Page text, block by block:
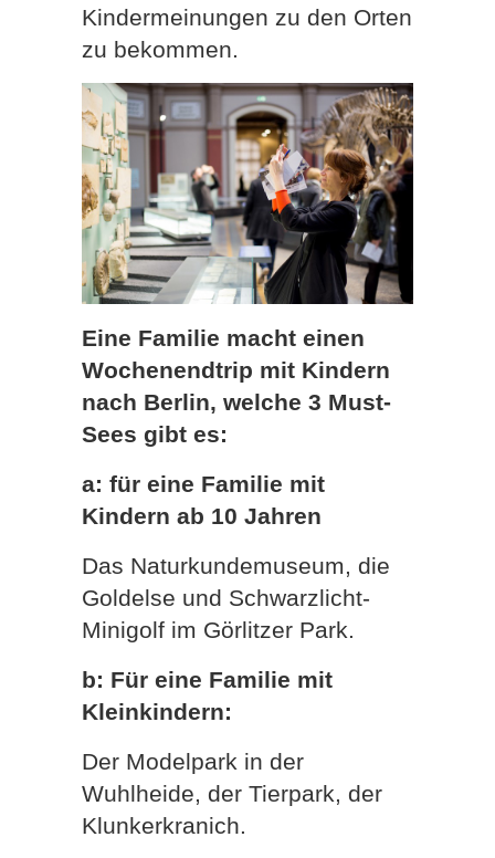
Kindermeinungen zu den Orten
zu bekommen.
Eine Familie macht einen
Wochenendtrip mit Kindern
nach Berlin, welche 3 Must-
Sees gibt es:
a: für eine Familie mit
Kindern ab 10 Jahren
Das Naturkundemuseum, die
Goldelse und Schwarzlicht-
Minigolf im Görlitzer Park.
b: Für eine Familie mit
Kleinkindern:
Der Modelpark in der
Wuhlheide, der Tierpark, der
Klunkerkranich.